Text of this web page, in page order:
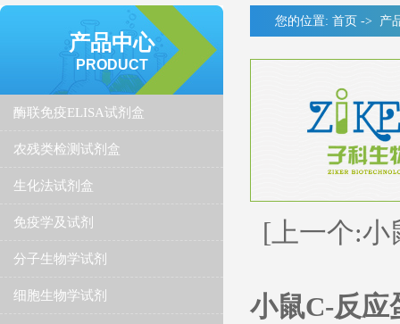
产品中心
PRODUCT
酶联免疫ELISA试剂盒
农残类检测试剂盒
生化法试剂盒
免疫学及试剂
分子生物学试剂
细胞生物学试剂
您的位置: 首页 -> 产
[上一个:小
小鼠C-反应